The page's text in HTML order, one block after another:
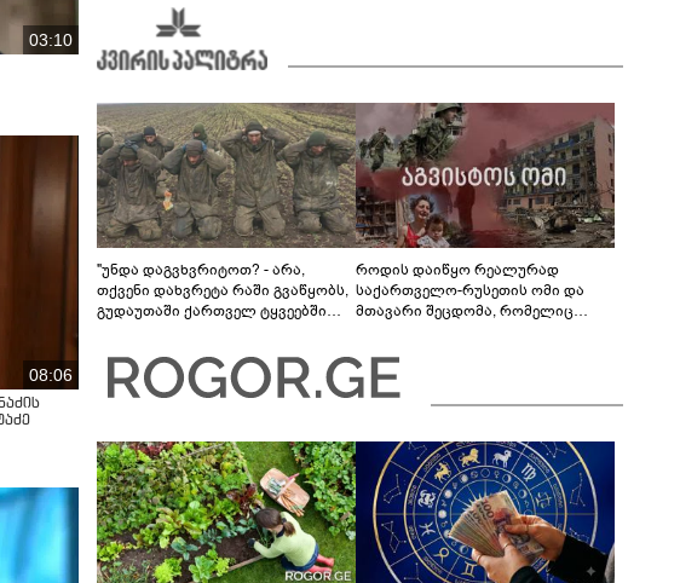
03:10
08:06
"უნდა დაგვხვრიტოთ? - არა,
თქვენი დახვრეტა რაში გვაწყობს,
გუდაუთაში ქართველ ტყვეებში
როდის დაიწყო რეალურად
საქართველო-რუსეთის ომი და
მთავარი შეცდომა, რომელიც